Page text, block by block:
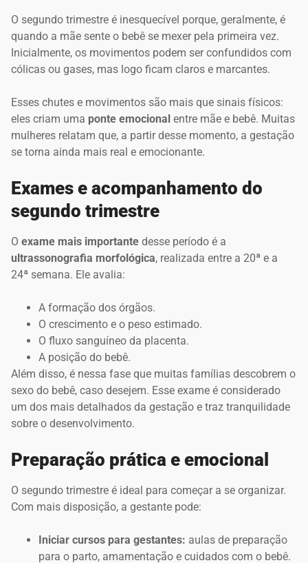
O segundo trimestre é inesquecível porque, geralmente, é
quando a mãe sente o bebê se mexer pela primeira vez.
Inicialmente, os movimentos podem ser confundidos com
cólicas ou gases, mas logo ficam claros e marcantes.
Esses chutes e movimentos são mais que sinais físicos:
eles criam uma ponte emocional entre mãe e bebê. Muitas
mulheres relatam que, a partir desse momento, a gestação
se torna ainda mais real e emocionante.
Exames e acompanhamento do
segundo trimestre
O exame mais importante desse período é a
ultrassonografia morfológica, realizada entre a 20ª e a
24ª semana. Ele avalia:
A formação dos órgãos.
O crescimento e o peso estimado.
O fluxo sanguíneo da placenta.
A posição do bebê.
Além disso, é nessa fase que muitas famílias descobrem o
sexo do bebê, caso desejem. Esse exame é considerado
um dos mais detalhados da gestação e traz tranquilidade
sobre o desenvolvimento.
Preparação prática e emocional
O segundo trimestre é ideal para começar a se organizar.
Com mais disposição, a gestante pode:
Iniciar cursos para gestantes: aulas de preparação
para o parto, amamentação e cuidados com o bebê.